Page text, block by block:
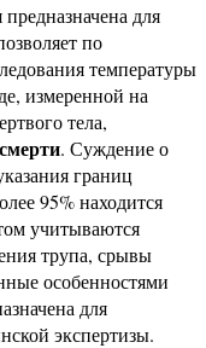
для
по
температуры
измеренной на
тела,
. Суждение о
границ
95% находится
учитываются
трупа, срывы
особенностями
для
экспертизы.